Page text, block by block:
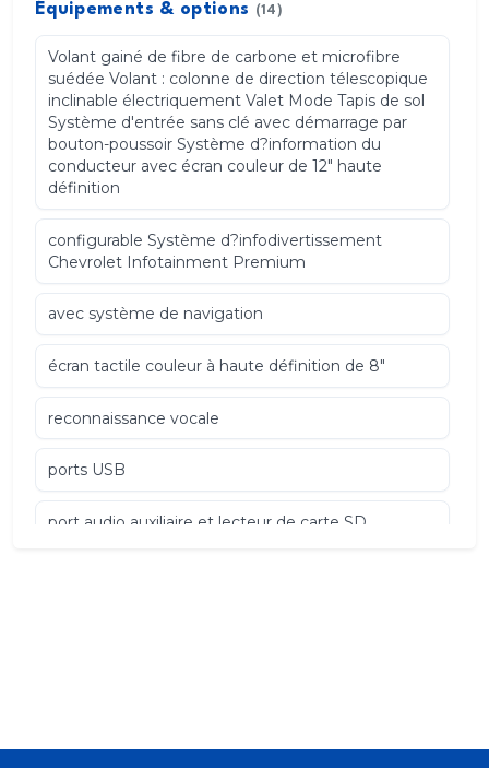
Équipements & options (14)
Volant gainé de fibre de carbone et microfibre
suédée Volant : colonne de direction télescopique
inclinable électriquement Valet Mode Tapis de sol
Système d'entrée sans clé avec démarrage par
bouton-poussoir Système d?information du
conducteur avec écran couleur de 12" haute
définition
configurable Système d?infodivertissement
Chevrolet Infotainment Premium
avec système de navigation
écran tactile couleur à haute définition de 8"
reconnaissance vocale
ports USB
port audio auxiliaire et lecteur de carte SD